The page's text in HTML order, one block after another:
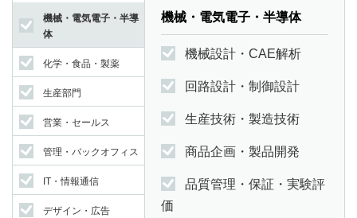
機械・電気電子・半導
体
化学・食品・製薬
生産部門
営業・セールス
管理・バックオフィス
IT・情報通信
デザイン・広告
機械・電気電子・半導体
機械設計・CAE解析
回路設計・制御設計
生産技術・製造技術
商品企画・製品開発
品質管理・保証・実験評
価